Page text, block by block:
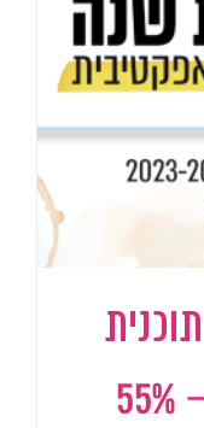
פעולה באי וודאות – 55%